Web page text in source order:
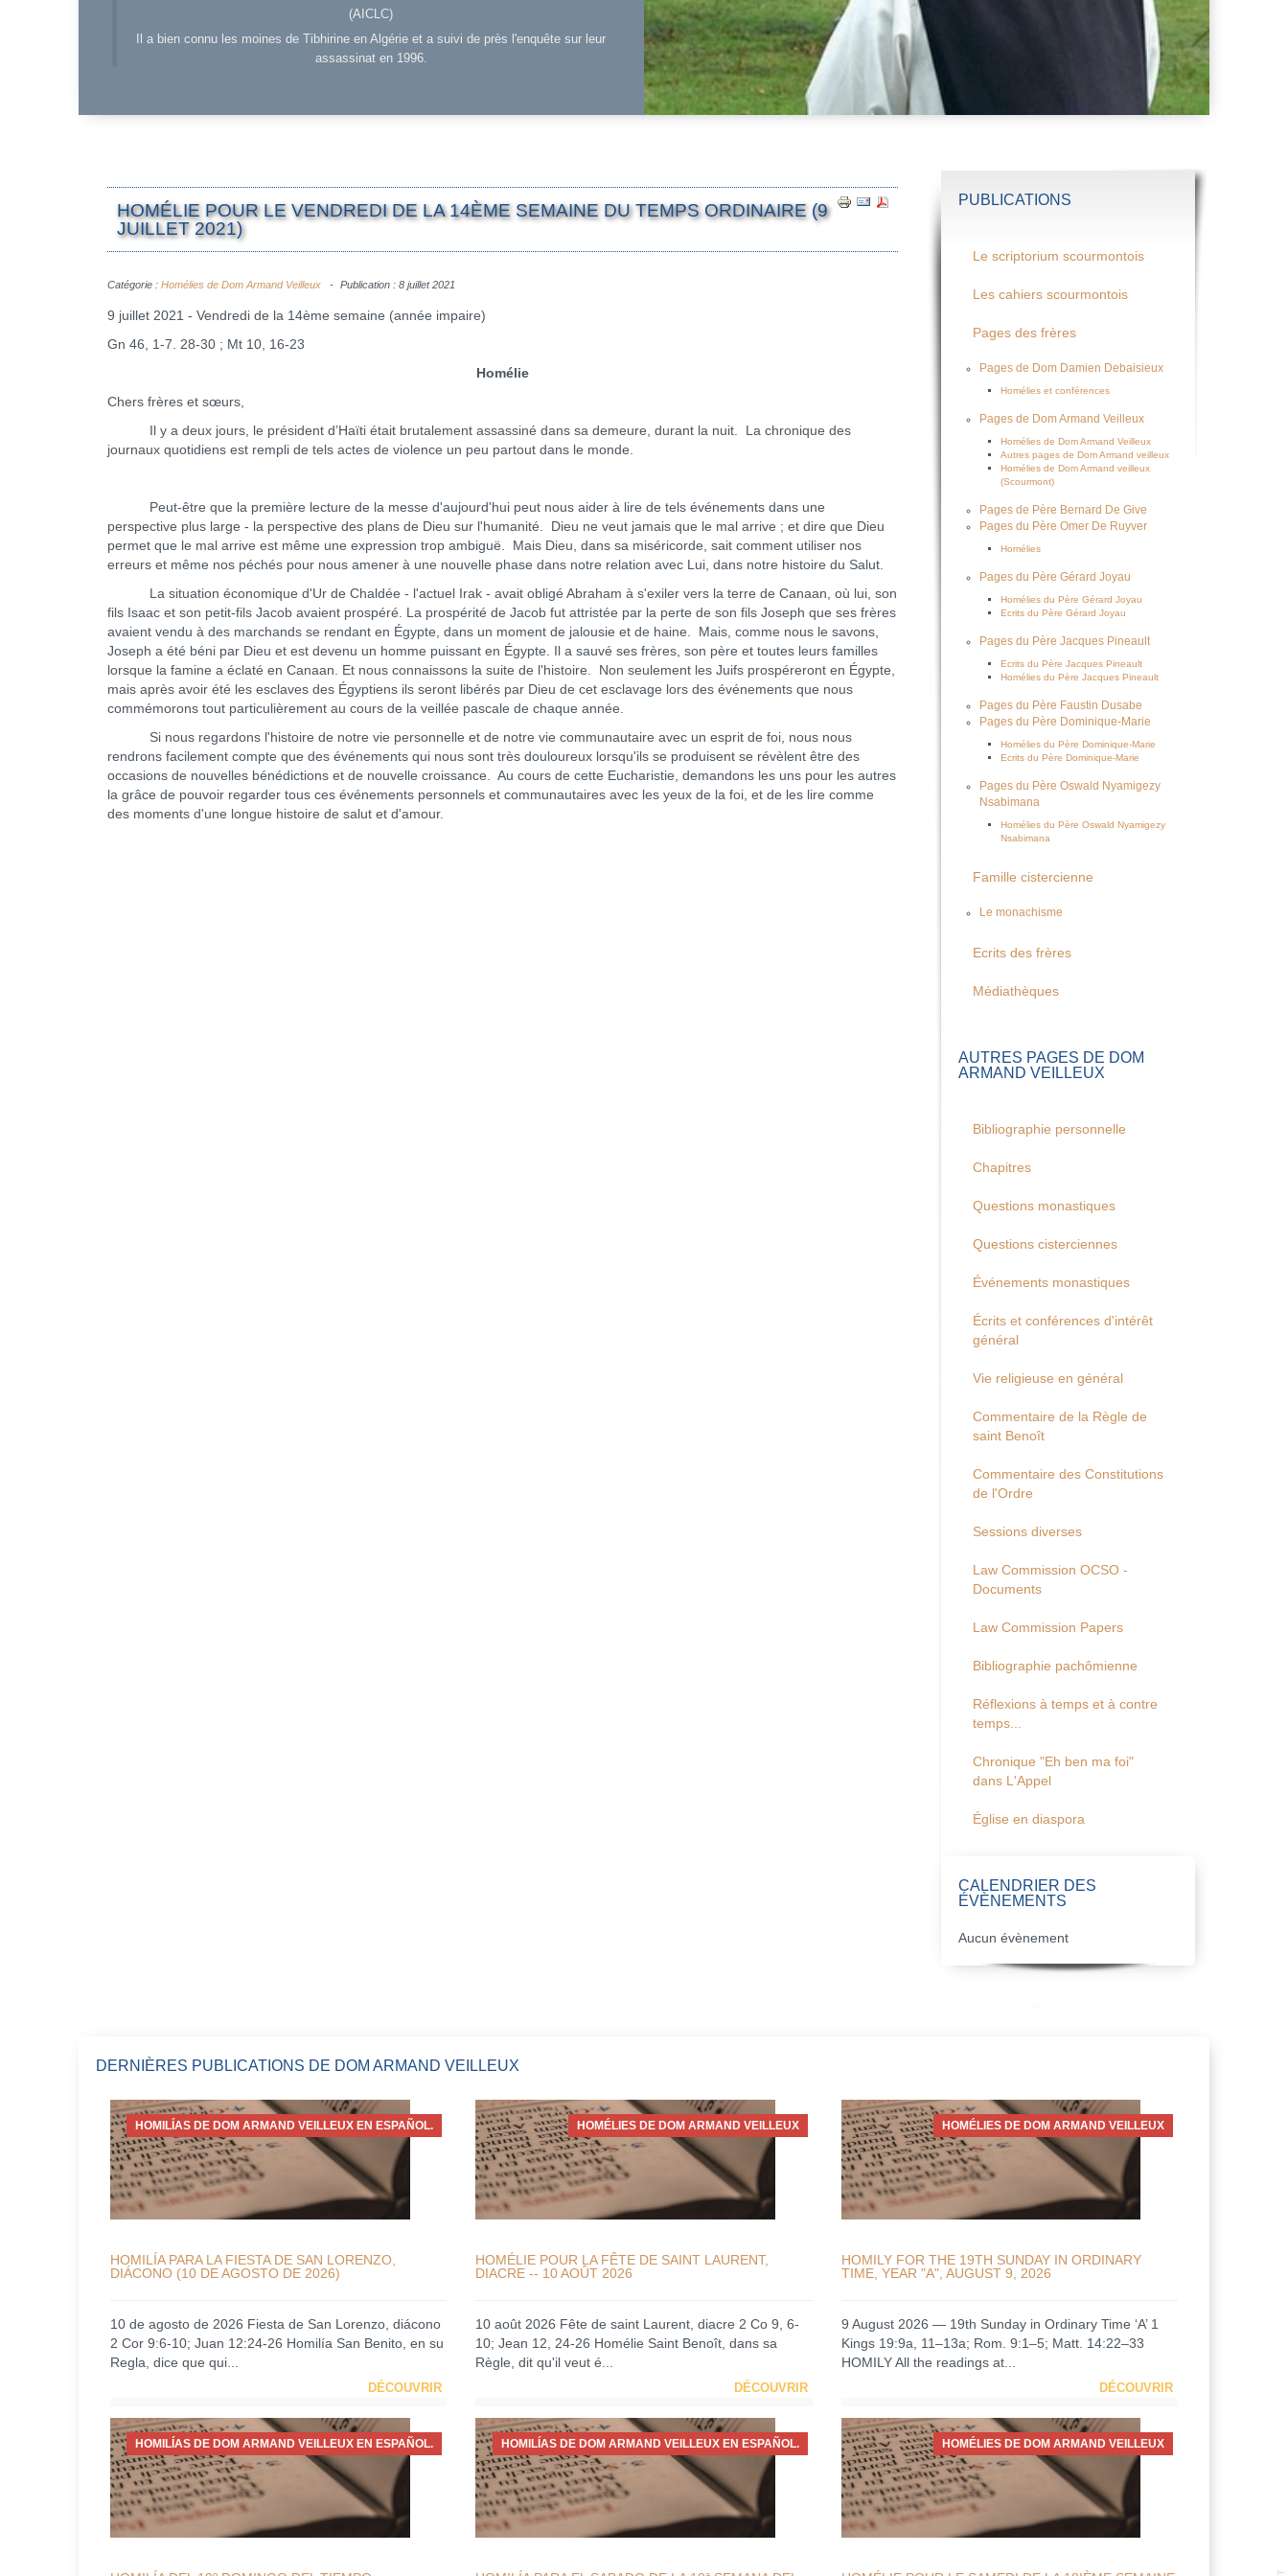
(AICLC)
Il a bien connu les moines de Tibhirine en Algérie et a suivi de près l'enquête sur leur
assassinat en 1996.
HOMÉLIE POUR LE VENDREDI DE LA 14ÈME SEMAINE DU TEMPS ORDINAIRE (9
JUILLET 2021)
Catégorie : Homélies de Dom Armand Veilleux Publication : 8 juillet 2021
9 juillet 2021 - Vendredi de la 14ème semaine (année impaire)
Gn 46, 1-7. 28-30 ; Mt 10, 16-23
Homélie
Chers frères et sœurs,
Il y a deux jours, le président d’Haïti était brutalement assassiné dans sa demeure, durant la nuit. La chronique des
journaux quotidiens est rempli de tels actes de violence un peu partout dans le monde.
Peut-être que la première lecture de la messe d'aujourd'hui peut nous aider à lire de tels événements dans une
perspective plus large - la perspective des plans de Dieu sur l'humanité. Dieu ne veut jamais que le mal arrive ; et dire que Dieu
permet que le mal arrive est même une expression trop ambiguë. Mais Dieu, dans sa miséricorde, sait comment utiliser nos
erreurs et même nos péchés pour nous amener à une nouvelle phase dans notre relation avec Lui, dans notre histoire du Salut.
La situation économique d'Ur de Chaldée - l'actuel Irak - avait obligé Abraham à s'exiler vers la terre de Canaan, où lui, son
fils Isaac et son petit-fils Jacob avaient prospéré. La prospérité de Jacob fut attristée par la perte de son fils Joseph que ses frères
avaient vendu à des marchands se rendant en Égypte, dans un moment de jalousie et de haine. Mais, comme nous le savons,
Joseph a été béni par Dieu et est devenu un homme puissant en Égypte. Il a sauvé ses frères, son père et toutes leurs familles
lorsque la famine a éclaté en Canaan. Et nous connaissons la suite de l'histoire. Non seulement les Juifs prospéreront en Égypte,
mais après avoir été les esclaves des Égyptiens ils seront libérés par Dieu de cet esclavage lors des événements que nous
commémorons tout particulièrement au cours de la veillée pascale de chaque année.
Si nous regardons l'histoire de notre vie personnelle et de notre vie communautaire avec un esprit de foi, nous nous
rendrons facilement compte que des événements qui nous sont très douloureux lorsqu'ils se produisent se révèlent être des
occasions de nouvelles bénédictions et de nouvelle croissance. Au cours de cette Eucharistie, demandons les uns pour les autres
la grâce de pouvoir regarder tous ces événements personnels et communautaires avec les yeux de la foi, et de les lire comme
des moments d'une longue histoire de salut et d'amour.
PUBLICATIONS
Le scriptorium scourmontois
Les cahiers scourmontois
Pages des frères
Pages de Dom Damien Debaisieux
Homélies et conférences
Pages de Dom Armand Veilleux
Homélies de Dom Armand Veilleux
Autres pages de Dom Armand veilleux
Homélies de Dom Armand veilleux
(Scourmont)
Pages de Père Bernard De Give
Pages du Père Omer De Ruyver
Homélies
Pages du Père Gérard Joyau
Homélies du Père Gérard Joyau
Ecrits du Père Gérard Joyau
Pages du Père Jacques Pineault
Ecrits du Père Jacques Pineault
Homélies du Père Jacques Pineault
Pages du Père Faustin Dusabe
Pages du Père Dominique-Marie
Homélies du Père Dominique-Marie
Ecrits du Père Dominique-Marie
Pages du Père Oswald Nyamigezy
Nsabimana
Homélies du Père Oswald Nyamigezy
Nsabimana
Famille cistercienne
Le monachisme
Ecrits des frères
Médiathèques
AUTRES PAGES DE DOM
ARMAND VEILLEUX
Bibliographie personnelle
Chapitres
Questions monastiques
Questions cisterciennes
Événements monastiques
Écrits et conférences d'intérêt
général
Vie religieuse en général
Commentaire de la Règle de
saint Benoît
Commentaire des Constitutions
de l'Ordre
Sessions diverses
Law Commission OCSO -
Documents
Law Commission Papers
Bibliographie pachômienne
Réflexions à temps et à contre
temps...
Chronique "Eh ben ma foi"
dans L'Appel
Église en diaspora
CALENDRIER DES
ÉVÈNEMENTS
Aucun évènement
DERNIÈRES PUBLICATIONS DE DOM ARMAND VEILLEUX
HOMILÍAS DE DOM ARMAND VEILLEUX EN ESPAÑOL.
HOMILÍA PARA LA FIESTA DE SAN LORENZO,
DIÁCONO (10 DE AGOSTO DE 2026)
10 de agosto de 2026 Fiesta de San Lorenzo, diácono
2 Cor 9:6-10; Juan 12:24-26 Homilía San Benito, en su
Regla, dice que qui...
DÉCOUVRIR
HOMÉLIES DE DOM ARMAND VEILLEUX
HOMÉLIE POUR LA FÊTE DE SAINT LAURENT,
DIACRE -- 10 AOÛT 2026
10 août 2026 Fête de saint Laurent, diacre 2 Co 9, 6-
10; Jean 12, 24-26 Homélie Saint Benoît, dans sa
Règle, dit qu'il veut é...
DÉCOUVRIR
HOMÉLIES DE DOM ARMAND VEILLEUX
HOMILY FOR THE 19TH SUNDAY IN ORDINARY
TIME, YEAR "A", AUGUST 9, 2026
9 August 2026 — 19th Sunday in Ordinary Time ‘A’ 1
Kings 19:9a, 11–13a; Rom. 9:1–5; Matt. 14:22–33
HOMILY All the readings at...
DÉCOUVRIR
HOMILÍAS DE DOM ARMAND VEILLEUX EN ESPAÑOL. HOMILÍAS DE DOM ARMAND VEILLEUX EN ESPAÑOL. HOMÉLIES DE DOM ARMAND VEILLEUX